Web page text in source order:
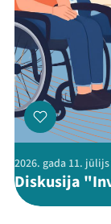
2026. gada 11. jūlijs
Diskusija